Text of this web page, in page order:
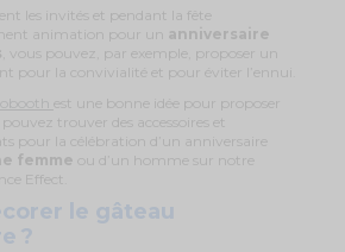
les invités et pendant la fête
animation pour un
anniversaire
, vous pouvez, par exemple, proposer un
pour la convivialité et pour éviter l’ennui.
est une bonne idée pour proposer
trouver des accessoires et
pour la célébration d’un anniversaire
femme ou d’un homme sur notre
Effect.
le gâteau
?